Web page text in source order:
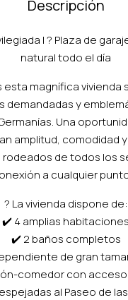
Descripción
| ? Plaza de
natural todo el día
magnífica vivienda
demandadas y
Una
amplitud, comodidad
rodeados de todos los
a cualquier
? La vivienda dispone de:
✔️ 4 amplias habitaciones
✔️ 2 baños completos
de gran
comedor con
al Paseo de